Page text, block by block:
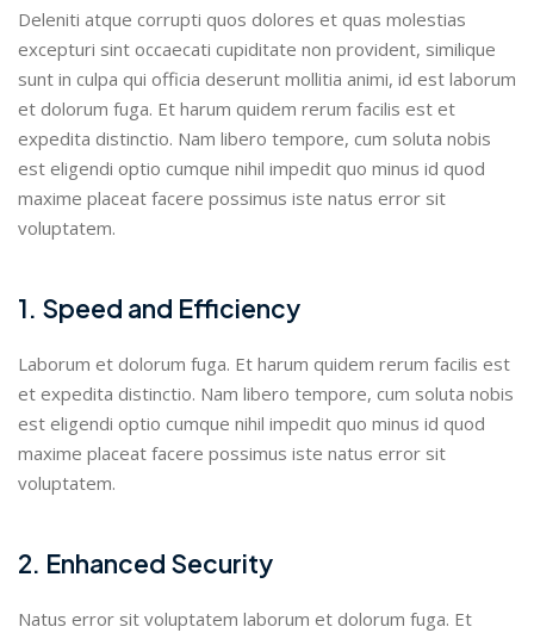
Deleniti atque corrupti quos dolores et quas molestias
excepturi sint occaecati cupiditate non provident, similique
sunt in culpa qui officia deserunt mollitia animi, id est laborum
et dolorum fuga. Et harum quidem rerum facilis est et
expedita distinctio. Nam libero tempore, cum soluta nobis
est eligendi optio cumque nihil impedit quo minus id quod
maxime placeat facere possimus iste natus error sit
voluptatem.
1. Speed and Efficiency
Laborum et dolorum fuga. Et harum quidem rerum facilis est
et expedita distinctio. Nam libero tempore, cum soluta nobis
est eligendi optio cumque nihil impedit quo minus id quod
maxime placeat facere possimus iste natus error sit
voluptatem.
2. Enhanced Security
Natus error sit voluptatem laborum et dolorum fuga. Et